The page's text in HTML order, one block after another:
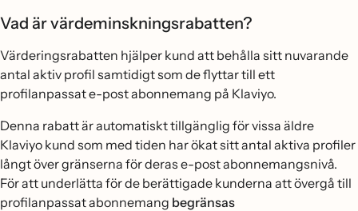
Vad är värdeminskningsrabatten?
Värderingsrabatten hjälper kund att behålla sitt nuvarande
antal aktiv profil samtidigt som de flyttar till ett
profilanpassat e-post abonnemang på Klaviyo.
Denna rabatt är automatiskt tillgänglig för vissa äldre
Klaviyo kund som med tiden har ökat sitt antal aktiva profiler
långt över gränserna för deras e-post abonnemangsnivå.
För att underlätta för de berättigade kunderna att övergå till
profilanpassat abonnemang begränsas